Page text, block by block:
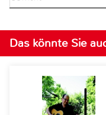
Das könnte Sie